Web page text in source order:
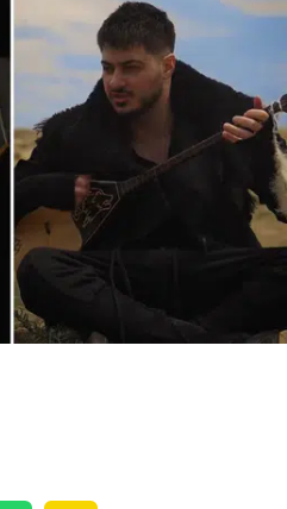
Bilecik
Bitlis
Burdur
Bursa
Çanakkale